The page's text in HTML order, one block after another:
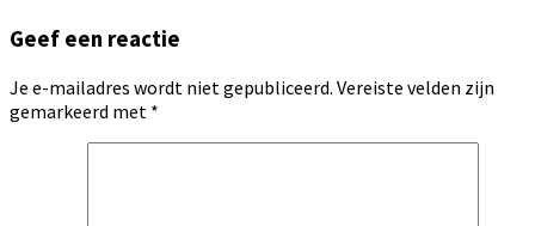
Geef een reactie
Je e-mailadres wordt niet gepubliceerd. Vereiste velden zijn
gemarkeerd met *